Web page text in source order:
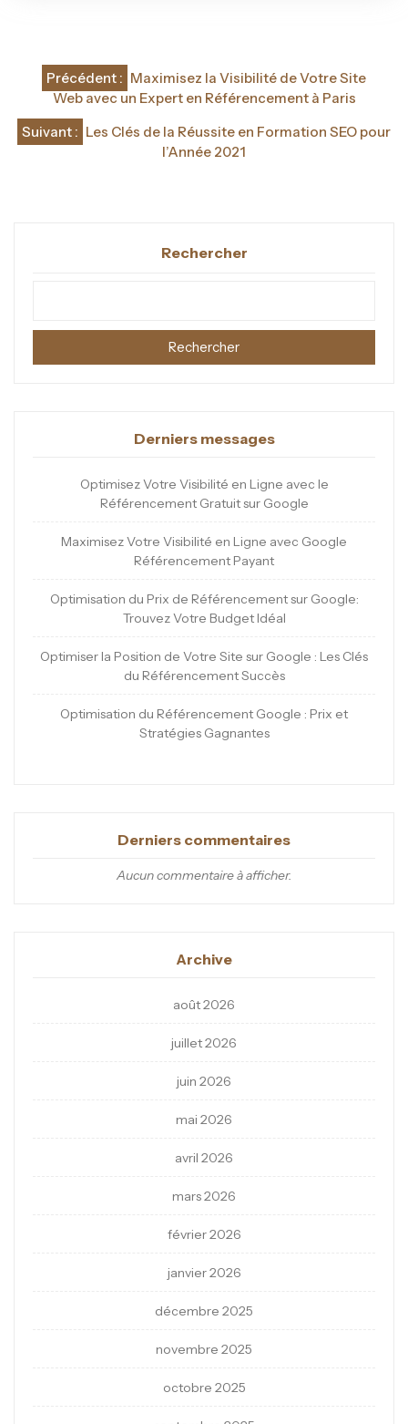
Navigation
l’article
Précédent : Maximisez la Visibilité de Votre Site
Web avec un Expert en Référencement à Paris
Suivant : Les Clés de la Réussite en Formation SEO pour
l’Année 2021
Rechercher
Rechercher
Derniers messages
Optimisez Votre Visibilité en Ligne avec le
Référencement Gratuit sur Google
Maximisez Votre Visibilité en Ligne avec Google
Référencement Payant
Optimisation du Prix de Référencement sur Google:
Trouvez Votre Budget Idéal
Optimiser la Position de Votre Site sur Google : Les Clés
du Référencement Succès
Optimisation du Référencement Google : Prix et
Stratégies Gagnantes
Derniers commentaires
Aucun commentaire à afficher.
Archive
août 2026
juillet 2026
juin 2026
mai 2026
avril 2026
mars 2026
février 2026
janvier 2026
décembre 2025
novembre 2025
octobre 2025